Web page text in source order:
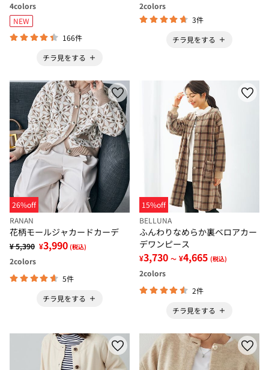
4colors
NEW
166件
チラ見をする
2colors
3件
チラ見をする
26%off
RANAN
花柄モールジャカードカーデ
¥ 5,390 ¥3,990 (税込)
2colors
5件
チラ見をする
15%off
BELLUNA
ふんわりなめらか裏ベロアカー
デワンピース
¥3,730 ～ ¥4,665 (税込)
2colors
2件
チラ見をする